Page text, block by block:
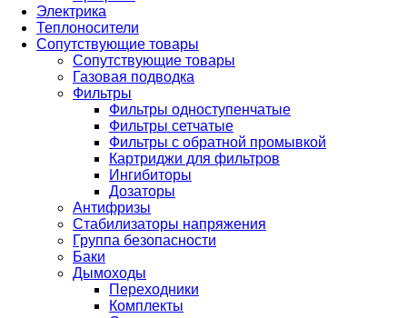
Электрика
Теплоносители
Сопутствующие товары
Сопутствующие товары
Газовая подводка
Фильтры
Фильтры одноступенчатые
Фильтры сетчатые
Фильтры с обратной промывкой
Картриджи для фильтров
Ингибиторы
Дозаторы
Антифризы
Стабилизаторы напряжения
Группа безопасности
Баки
Дымоходы
Переходники
Комплекты